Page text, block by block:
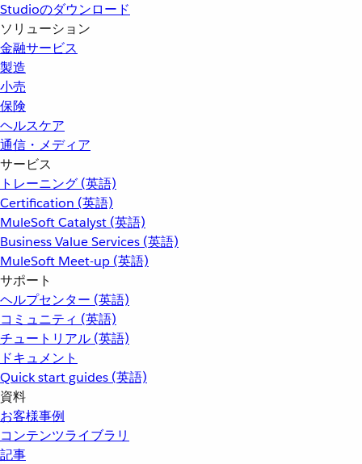
Studioのダウンロード
ソリューション
金融サービス
製造
小売
保険
ヘルスケア
通信・メディア
サービス
トレーニング (英語)
Certification (英語)
MuleSoft Catalyst (英語)
Business Value Services (英語)
MuleSoft Meet-up (英語)
サポート
ヘルプセンター (英語)
コミュニティ (英語)
チュートリアル (英語)
ドキュメント
Quick start guides (英語)
資料
お客様事例
コンテンツライブラリ
記事